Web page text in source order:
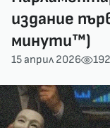
издание
минути™)
15 април 2026